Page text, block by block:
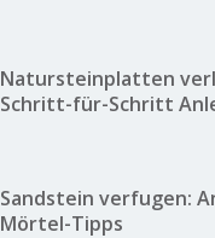
Natursteinplatten
Schritt-für-Schritt
Sandstein verfugen:
Mörtel-Tipps